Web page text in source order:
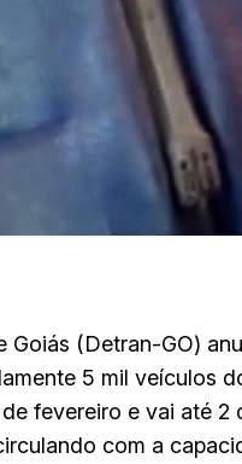
(Detran-GO)
5 mil veículos
fevereiro e vai até 2
com a